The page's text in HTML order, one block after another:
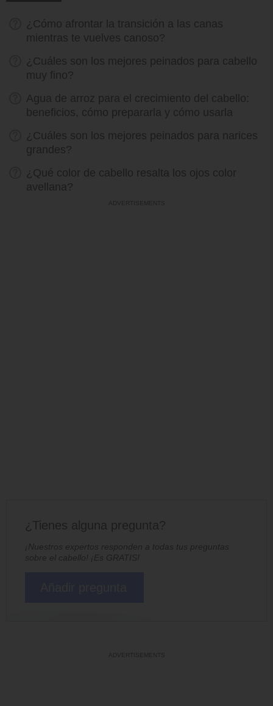
¿Cómo afrontar la transición a las canas
mientras te vuelves canoso?
¿Cuáles son los mejores peinados para cabello
muy fino?
Agua de arroz para el crecimiento del cabello:
beneficios, cómo prepararla y cómo usarla
¿Cuáles son los mejores peinados para narices
grandes?
¿Qué color de cabello resalta los ojos color
avellana?
¿Tienes alguna pregunta?
¡Nuestros expertos responden a todas tus preguntas
sobre el cabello! ¡Es GRATIS!